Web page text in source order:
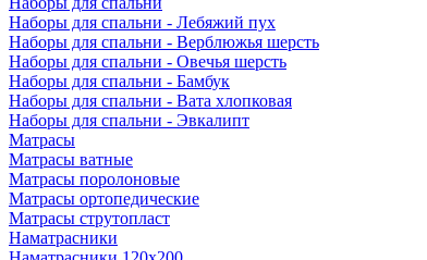
Наборы для спальни - Лебяжий пух
Наборы для спальни - Верблюжья шерсть
Наборы для спальни - Овечья шерсть
Наборы для спальни - Бамбук
Наборы для спальни - Вата хлопковая
Наборы для спальни - Эвкалипт
Матрасы
Матрасы ватные
Матрасы поролоновые
Матрасы ортопедические
Матрасы струтопласт
Наматрасники